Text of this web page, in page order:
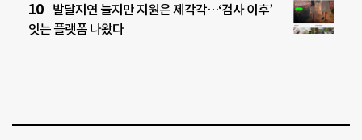
발달지연 늘지만 지원은 제각각…‘검사 이후’
잇는 플랫폼 나왔다